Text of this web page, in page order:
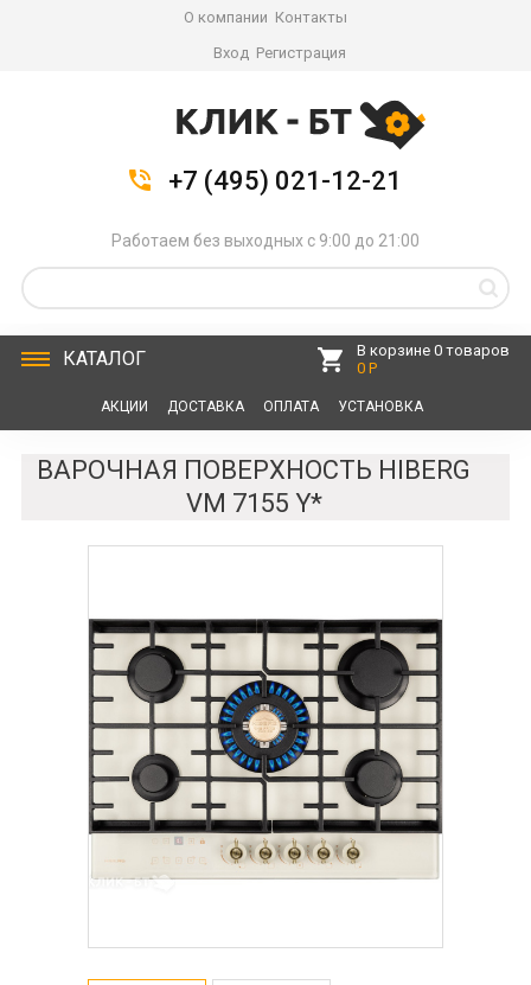
О компании Контакты
Вход Регистрация
+7 (495) 021-12-21
Работаем без выходных с 9:00 до 21:00
КАТАЛОГ
В корзине 0 товаров
0 Р
АКЦИИ ДОСТАВКА ОПЛАТА УСТАНОВКА
ВАРОЧНАЯ ПОВЕРХНОСТЬ HIBERG
VM 7155 Y*